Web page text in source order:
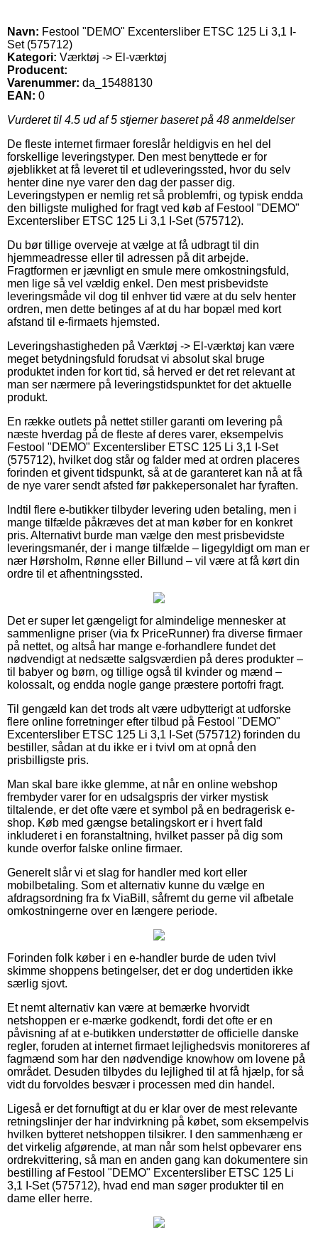
Navn: Festool "DEMO" Excentersliber ETSC 125 Li 3,1 I-
Set (575712)
Kategori: Værktøj -> El-værktøj
Producent:
Varenummer: da_15488130
EAN: 0
Vurderet til 4.5 ud af 5 stjerner baseret på 48 anmeldelser
De fleste internet firmaer foreslår heldigvis en hel del
forskellige leveringstyper. Den mest benyttede er for
øjeblikket at få leveret til et udleveringssted, hvor du selv
henter dine nye varer den dag der passer dig.
Leveringstypen er nemlig ret så problemfri, og typisk endda
den billigste mulighed for fragt ved køb af Festool "DEMO"
Excentersliber ETSC 125 Li 3,1 I-Set (575712).
Du bør tillige overveje at vælge at få udbragt til din
hjemmeadresse eller til adressen på dit arbejde.
Fragtformen er jævnligt en smule mere omkostningsfuld,
men lige så vel vældig enkel. Den mest prisbevidste
leveringsmåde vil dog til enhver tid være at du selv henter
ordren, men dette betinges af at du har bopæl med kort
afstand til e-firmaets hjemsted.
Leveringshastigheden på Værktøj -> El-værktøj kan være
meget betydningsfuld forudsat vi absolut skal bruge
produktet inden for kort tid, så herved er det ret relevant at
man ser nærmere på leveringstidspunktet for det aktuelle
produkt.
En række outlets på nettet stiller garanti om levering på
næste hverdag på de fleste af deres varer, eksempelvis
Festool "DEMO" Excentersliber ETSC 125 Li 3,1 I-Set
(575712), hvilket dog står og falder med at ordren placeres
forinden et givent tidspunkt, så at de garanteret kan nå at få
de nye varer sendt afsted før pakkepersonalet har fyraften.
Indtil flere e-butikker tilbyder levering uden betaling, men i
mange tilfælde påkræves det at man køber for en konkret
pris. Alternativt burde man vælge den mest prisbevidste
leveringsmanér, der i mange tilfælde – ligegyldigt om man er
nær Hørsholm, Rønne eller Billund – vil være at få kørt din
ordre til et afhentningssted.
Det er super let gængeligt for almindelige mennesker at
sammenligne priser (via fx PriceRunner) fra diverse firmaer
på nettet, og altså har mange e-forhandlere fundet det
nødvendigt at nedsætte salgsværdien på deres produkter –
til babyer og børn, og tillige også til kvinder og mænd –
kolossalt, og endda nogle gange præstere portofri fragt.
Til gengæld kan det trods alt være udbytterigt at udforske
flere online forretninger efter tilbud på Festool "DEMO"
Excentersliber ETSC 125 Li 3,1 I-Set (575712) forinden du
bestiller, sådan at du ikke er i tvivl om at opnå den
prisbilligste pris.
Man skal bare ikke glemme, at når en online webshop
frembyder varer for en udsalgspris der virker mystisk
tiltalende, er det ofte være et symbol på en bedragerisk e-
shop. Køb med gængse betalingskort er i hvert fald
inkluderet i en foranstaltning, hvilket passer på dig som
kunde overfor falske online firmaer.
Generelt slår vi et slag for handler med kort eller
mobilbetaling. Som et alternativ kunne du vælge en
afdragsordning fra fx ViaBill, såfremt du gerne vil afbetale
omkostningerne over en længere periode.
Forinden folk køber i en e-handler burde de uden tvivl
skimme shoppens betingelser, det er dog undertiden ikke
særlig sjovt.
Et nemt alternativ kan være at bemærke hvorvidt
netshoppen er e-mærke godkendt, fordi det ofte er en
påvisning af at e-butikken understøtter de officielle danske
regler, foruden at internet firmaet lejlighedsvis monitoreres af
fagmænd som har den nødvendige knowhow om lovene på
området. Desuden tilbydes du lejlighed til at få hjælp, for så
vidt du forvoldes besvær i processen med din handel.
Ligeså er det fornuftigt at du er klar over de mest relevante
retningslinjer der har indvirkning på købet, som eksempelvis
hvilken bytteret netshoppen tilsikrer. I den sammenhæng er
det virkelig afgørende, at man når som helst opbevarer ens
ordrekvittering, så man en anden gang kan dokumentere sin
bestilling af Festool "DEMO" Excentersliber ETSC 125 Li
3,1 I-Set (575712), hvad end man søger produkter til en
dame eller herre.